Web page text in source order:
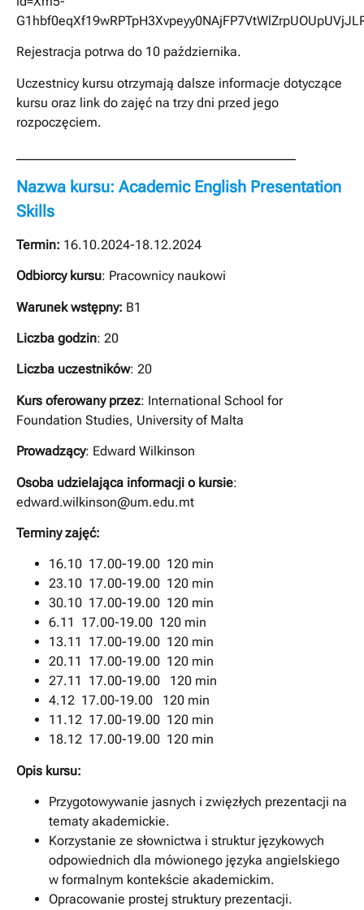
Rejestracja potrwa do 10 października.
Uczestnicy kursu otrzymają dalsze informacje dotyczące
kursu oraz link do zajęć na trzy dni przed jego
rozpoczęciem.
Nazwa kursu: Academic English Presentation
Skills
Termin: 16.10.2024-18.12.2024
Odbiorcy kursu: Pracownicy naukowi
Warunek wstępny: B1
Liczba godzin: 20
Liczba uczestników: 20
Kurs oferowany przez: International School for
Foundation Studies, University of Malta
Prowadzący: Edward Wilkinson
Osoba udzielająca informacji o kursie:
edward.wilkinson@um.edu.mt
Terminy zajęć:
16.10 17.00-19.00 120 min
23.10 17.00-19.00 120 min
30.10 17.00-19.00 120 min
6.11 17.00-19.00 120 min
13.11 17.00-19.00 120 min
20.11 17.00-19.00 120 min
27.11 17.00-19.00 120 min
4.12 17.00-19.00 120 min
11.12 17.00-19.00 120 min
18.12 17.00-19.00 120 min
Opis kursu:
Przygotowywanie jasnych i zwięzłych prezentacji na
tematy akademickie.
Korzystanie ze słownictwa i struktur językowych
odpowiednich dla mówionego języka angielskiego
w formalnym kontekście akademickim.
Opracowanie prostej struktury prezentacji.